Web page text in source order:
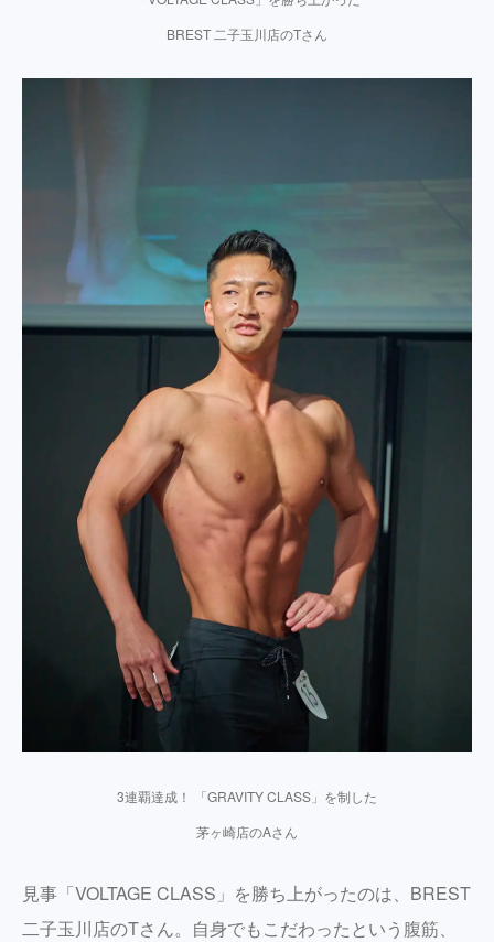
BREST 二子玉川店のTさん
3連覇達成！ 「GRAVITY CLASS」を制した
茅ヶ崎店のAさん
見事「VOLTAGE CLASS」を勝ち上がったのは、BREST
二子玉川店のTさん。自身でもこだわったという腹筋、